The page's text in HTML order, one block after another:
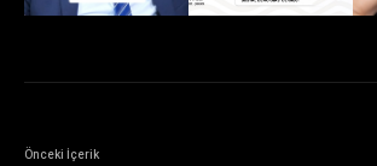
Önceki İçerik